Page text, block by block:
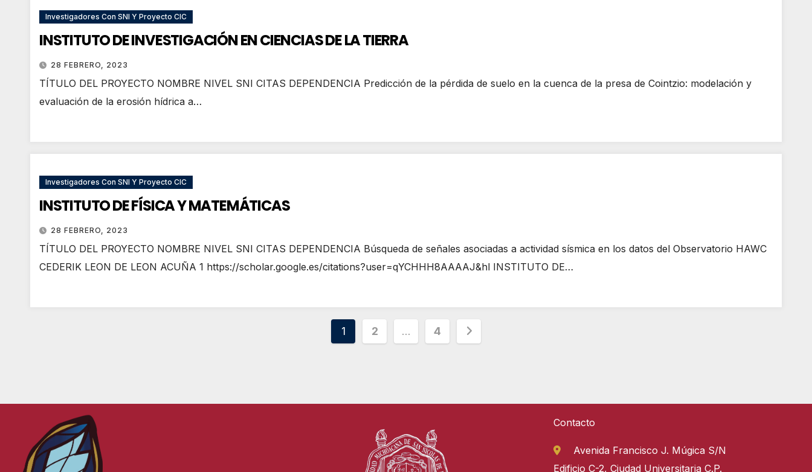
Investigadores Con SNI Y Proyecto CIC
INSTITUTO DE INVESTIGACIÓN EN CIENCIAS DE LA TIERRA
28 FEBRERO, 2023
TÍTULO DEL PROYECTO NOMBRE NIVEL SNI CITAS DEPENDENCIA Predicción de la pérdida de suelo en la cuenca de la presa de Cointzio: modelación y
evaluación de la erosión hídrica a…
Investigadores Con SNI Y Proyecto CIC
INSTITUTO DE FÍSICA Y MATEMÁTICAS
28 FEBRERO, 2023
TÍTULO DEL PROYECTO NOMBRE NIVEL SNI CITAS DEPENDENCIA Búsqueda de señales asociadas a actividad sísmica en los datos del Observatorio HAWC
CEDERIK LEON DE LEON ACUÑA 1 https://scholar.google.es/citations?user=qYCHHH8AAAAJ&hl INSTITUTO DE…
Paginación
1 2 … 4
Contacto
Avenida Francisco J. Múgica S/N
Edificio C-2, Ciudad Universitaria C.P.